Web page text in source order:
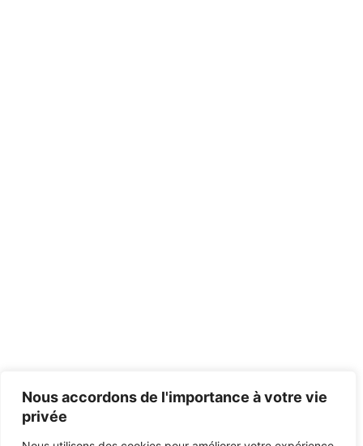
Nous accordons de l'importance à votre vie
privée